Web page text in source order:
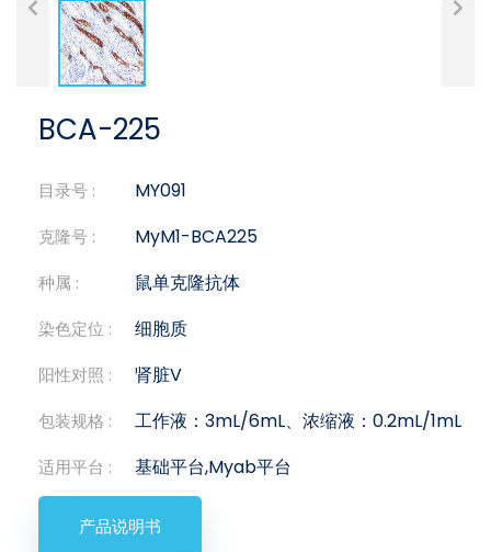
BCA-225
目录号 : MY091
克隆号 : MyM1-BCA225
种属 : 鼠单克隆抗体
染色定位 : 细胞质
阳性对照 : 肾脏V
包装规格 : 工作液：3mL/6mL、浓缩液：0.2mL/1mL
适用平台 : 基础平台,Myab平台
产品说明书